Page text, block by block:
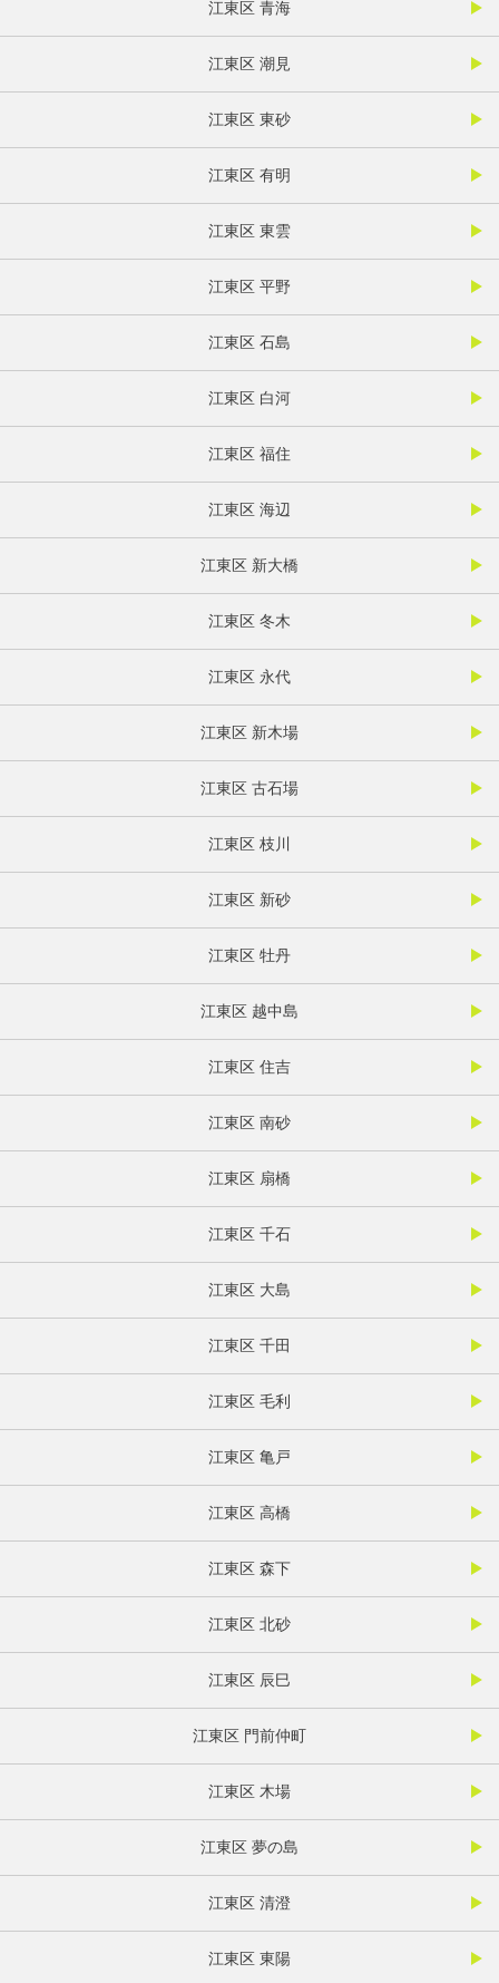
江東区 青海
江東区 潮見
江東区 東砂
江東区 有明
江東区 東雲
江東区 平野
江東区 石島
江東区 白河
江東区 福住
江東区 海辺
江東区 新大橋
江東区 冬木
江東区 永代
江東区 新木場
江東区 古石場
江東区 枝川
江東区 新砂
江東区 牡丹
江東区 越中島
江東区 住吉
江東区 南砂
江東区 扇橋
江東区 千石
江東区 大島
江東区 千田
江東区 毛利
江東区 亀戸
江東区 高橋
江東区 森下
江東区 北砂
江東区 辰巳
江東区 門前仲町
江東区 木場
江東区 夢の島
江東区 清澄
江東区 東陽